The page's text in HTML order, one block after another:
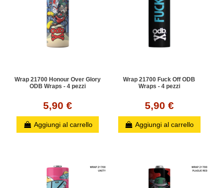
Wrap 21700 Honour Over Glory
ODB Wraps - 4 pezzi
5,90 €
Aggiungi al carrello
Wrap 21700 Fuck Off ODB
Wraps - 4 pezzi
5,90 €
Aggiungi al carrello